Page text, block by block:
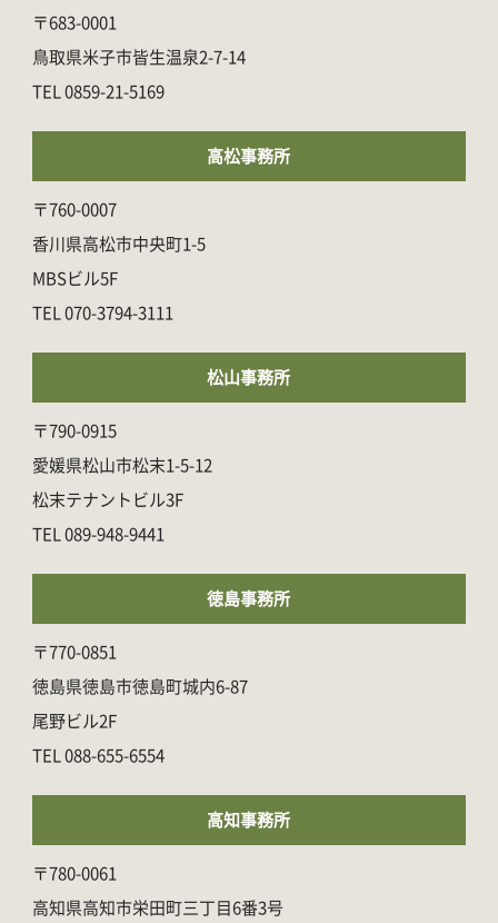
〒683-0001
鳥取県米子市皆生温泉2-7-14
0859-21-5169
高松事務所
〒760-0007
香川県高松市中央町1-5
MBSビル5F
070-3794-3111
松山事務所
〒790-0915
愛媛県松山市松末1-5-12
松末テナントビル3F
089-948-9441
徳島事務所
〒770-0851
徳島県徳島市徳島町城内6-87
尾野ビル2F
088-655-6554
高知事務所
〒780-0061
高知県高知市栄田町三丁目6番3号